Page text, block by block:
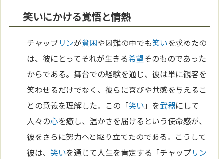
笑いにかける覚悟と情熱
チャップリンが貧困や困難の中でも笑いを求めたの
は、彼にとってそれが生きる希望そのものであった
からである。舞台での経験を通じ、彼は単に観客を
笑わせるだけでなく、彼らに喜びや共感を与えるこ
との意義を理解した。この「笑い 」を武器にして
人々の心を癒し、温かさを届けるという使命感が、
彼をさらに努力へと駆り立てたのである。こうして
彼は、笑いを通じて人生を肯定する「チャップリン